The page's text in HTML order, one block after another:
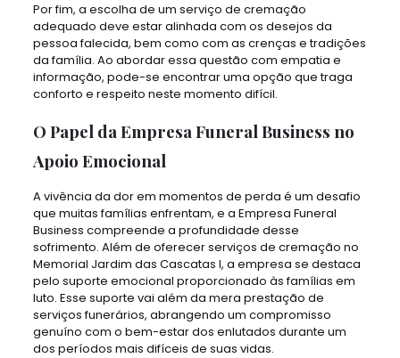
Por fim, a escolha de um serviço de cremação
adequado deve estar alinhada com os desejos da
pessoa falecida, bem como com as crenças e tradições
da família. Ao abordar essa questão com empatia e
informação, pode-se encontrar uma opção que traga
conforto e respeito neste momento difícil.
O Papel da Empresa Funeral Business no
Apoio Emocional
A vivência da dor em momentos de perda é um desafio
que muitas famílias enfrentam, e a Empresa Funeral
Business compreende a profundidade desse
sofrimento. Além de oferecer serviços de cremação no
Memorial Jardim das Cascatas I, a empresa se destaca
pelo suporte emocional proporcionado às famílias em
luto. Esse suporte vai além da mera prestação de
serviços funerários, abrangendo um compromisso
genuíno com o bem-estar dos enlutados durante um
dos períodos mais difíceis de suas vidas.